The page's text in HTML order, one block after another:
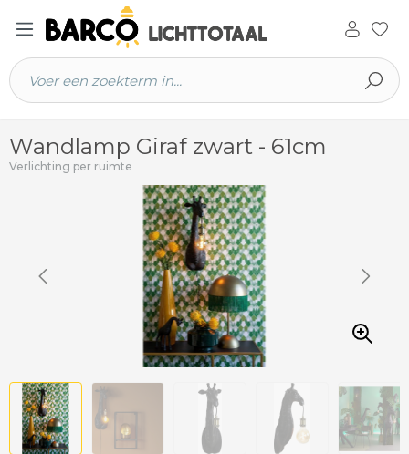
hoofdinhoud
Wandlamp Giraf zwart - 61cm
Verlichting per ruimte